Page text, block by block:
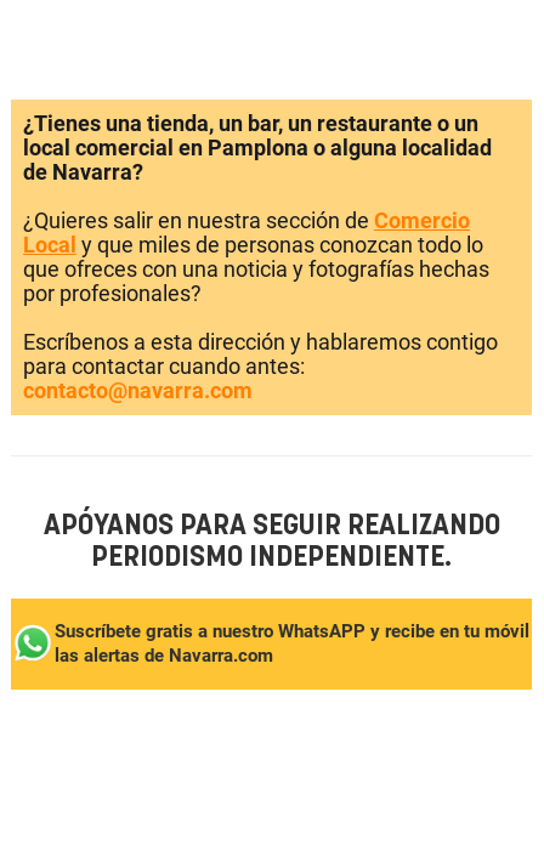
¿Tienes una tienda, un bar, un restaurante o un
local comercial en Pamplona o alguna localidad
de Navarra?
¿Quieres salir en nuestra sección de Comercio
Local y que miles de personas conozcan todo lo
que ofreces con una noticia y fotografías hechas
por profesionales?
Escríbenos a esta dirección y hablaremos contigo
para contactar cuando antes:
contacto@navarra.com
APÓYANOS PARA SEGUIR REALIZANDO
PERIODISMO INDEPENDIENTE.
Suscríbete gratis a nuestro WhatsAPP y recibe en tu móvil
las alertas de Navarra.com